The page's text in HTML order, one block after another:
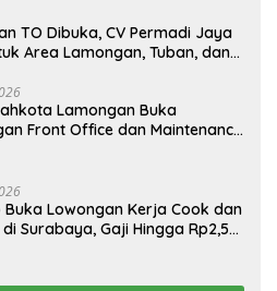
TO Dibuka, CV Permadi Jaya
Area Lamongan, Tuban, dan
Lamongan Buka
Front Office dan Maintenance
Buka Lowongan Kerja Cook dan
Surabaya, Gaji Hingga Rp2,5